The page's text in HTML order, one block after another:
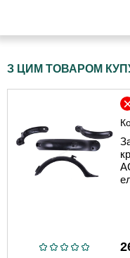
З ЦИМ ТОВАРОМ